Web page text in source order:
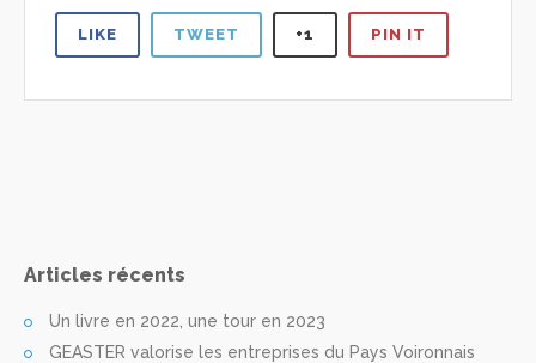
LIKE TWEET +1 PIN IT
Articles récents
Un livre en 2022, une tour en 2023
GEASTER valorise les entreprises du Pays Voironnais